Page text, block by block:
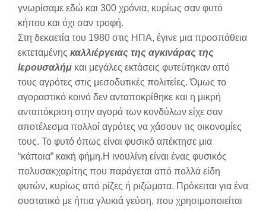
γνωρίσαμε εδώ και 300 χρόνια, κυρίως σαν φυτό
κήπου και όχι σαν τροφή.
Στη δεκαετία του 1980 στις ΗΠΑ, έγινε μια προσπάθεια
εκτεταμένης καλλιέργειας της αγκινάρας της
Ιερουσαλήμ και μεγάλες εκτάσεις φυτεύτηκαν από
τους αγρότες στις μεσοδυτικές πολιτείες. Όμως το
αγοραστικό κοινό δεν ανταποκρίθηκε και η μικρή
ανταπόκριση στην αγορά των κονδύλων είχε σαν
αποτέλεσμα πολλοί αγρότες να χάσουν τις οικονομίες
τους. Το φυτό όπως είναι φυσικό απέκτησε μια
“κάποια” κακή φήμη.Η ινουλίνη είναι ένας φυσικός
πολυσακχαρίτης που παράγεται από πολλά είδη
φυτών, κυρίως από ρίζες ή ριζώματα. Πρόκειται για ένα
συστατικό με ήπια γλυκιά γεύση, που χρησιμοποιείται